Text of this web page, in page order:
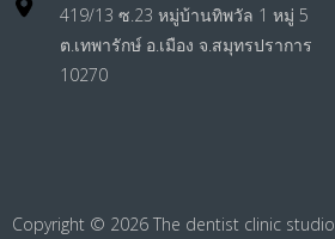
419/13 ซ.23 หมู่บ้านทิพวัล 1 หมู่ 5
ต.เทพารักษ์ อ.เมือง จ.สมุทรปราการ
10270
Copyright © 2026 The dentist clinic studio